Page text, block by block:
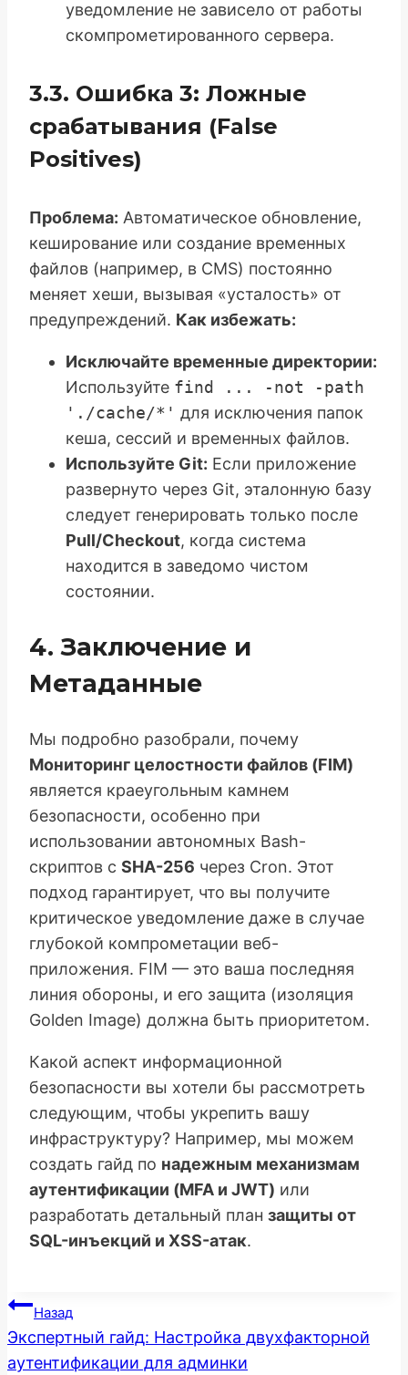
уведомление не зависело от работы
скомпрометированного сервера.
3.3. Ошибка 3: Ложные
срабатывания (False
Positives)
Проблема: Автоматическое обновление,
кеширование или создание временных
файлов (например, в CMS) постоянно
меняет хеши, вызывая «усталость» от
предупреждений. Как избежать:
Исключайте временные директории:
Используйте find ... -not -path
'./cache/*' для исключения папок
кеша, сессий и временных файлов.
Используйте Git: Если приложение
развернуто через Git, эталонную базу
следует генерировать только после
Pull/Checkout, когда система
находится в заведомо чистом
состоянии.
4. Заключение и
Метаданные
Мы подробно разобрали, почему
Мониторинг целостности файлов (FIM)
является краеугольным камнем
безопасности, особенно при
использовании автономных Bash-
скриптов с SHA-256 через Cron. Этот
подход гарантирует, что вы получите
критическое уведомление даже в случае
глубокой компрометации веб-
приложения. FIM — это ваша последняя
линия обороны, и его защита (изоляция
Golden Image) должна быть приоритетом.
Какой аспект информационной
безопасности вы хотели бы рассмотреть
следующим, чтобы укрепить вашу
инфраструктуру? Например, мы можем
создать гайд по надежным механизмам
аутентификации (MFA и JWT) или
разработать детальный план защиты от
SQL-инъекций и XSS-атак.
Навигация
по
Назад
Экспертный гайд: Настройка двухфакторной
аутентификации для админки